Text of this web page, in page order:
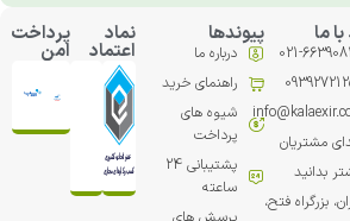
ما
021-
مشتریان
بدانید
بزرگراه فتح،
پیوندها
درباره ما
راهنمای خرید
شیوه های
پرداخت
پشتیبانی 24
ساعته
نماد
اعتماد
پرداخت
امن